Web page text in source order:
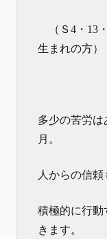
（Ｓ4・13
生まれの方）
多少の苦労
月。
人からの信頼
積極的に行動
きます。